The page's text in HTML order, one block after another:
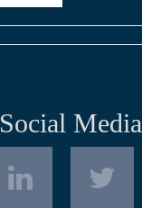
Social Media